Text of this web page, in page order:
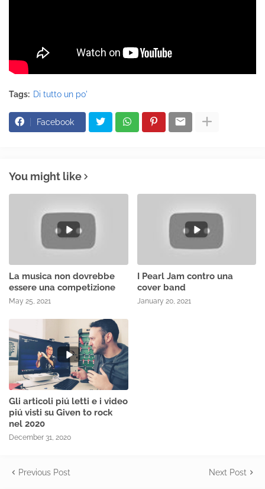
Tags: Di tutto un po'
Facebook
You might like
La musica non dovrebbe
essere una competizione
May 25, 2021
I Pearl Jam contro una
cover band
January 20, 2021
Gli articoli piú letti e i video
piú visti su Given to rock
nel 2020
December 31, 2020
Previous Post Next Post